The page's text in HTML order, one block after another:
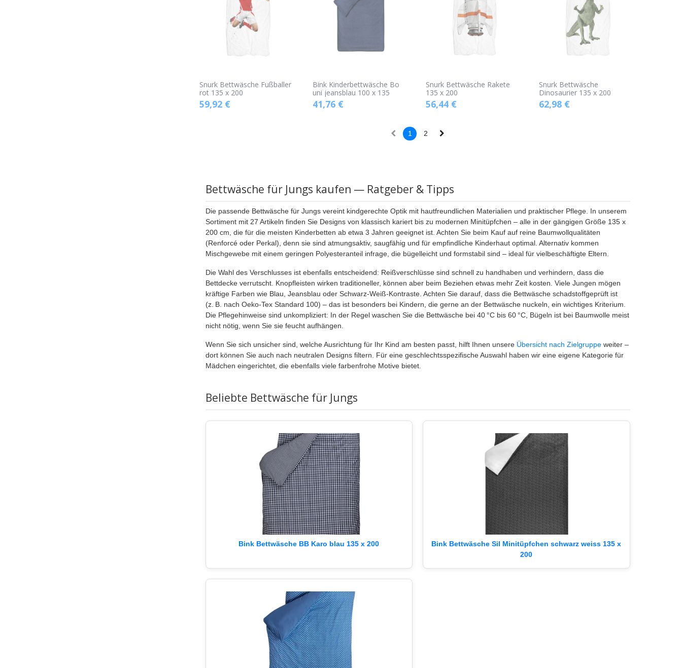
Snurk Bettwäsche Fußballer
rot 135 x 200
59,92€
Bink Kinderbettwäsche Bo
uni jeansblau 100 x 135
41,76€
Snurk Bettwäsche Rakete
135 x 200
56,44 €
Snurk Bettwäsche
Dinosaurier 135 x 200
62,98 €
1 2
Bettwäsche für Jungs kaufen — Ratgeber & Tipps
Die passende Bettwäsche für Jungs vereint kindgerechte Optik mit hautfreundlichen Materialien und praktischer Pflege. In unserem
Sortiment mit 27 Artikeln finden Sie Designs von klassisch kariert bis zu modernen Minitüpfchen – alle in der gängigen Größe 135 x
200 cm, die für die meisten Kinderbetten ab etwa 3 Jahren geeignet ist. Achten Sie beim Kauf auf reine Baumwollqualitäten
(Renforcé oder Perkal), denn sie sind atmungsaktiv, saugfähig und für empfindliche Kinderhaut optimal. Alternativ kommen
Mischgewebe mit einem geringen Polyesteranteil infrage, die bügelleicht und formstabil sind – ideal für vielbeschäftigte Eltern.
Die Wahl des Verschlusses ist ebenfalls entscheidend: Reißverschlüsse sind schnell zu handhaben und verhindern, dass die
Bettdecke verrutscht. Knopfleisten wirken traditioneller, können aber beim Beziehen etwas mehr Zeit kosten. Viele Jungen mögen
kräftige Farben wie Blau, Jeansblau oder Schwarz-Weiß-Kontraste. Achten Sie darauf, dass die Bettwäsche schadstoffgeprüft ist
(z. B. nach Oeko‑Tex Standard 100) – das ist besonders bei Kindern, die gerne an der Bettwäsche nuckeln, ein wichtiges Kriterium.
Die Pflegehinweise sind unkompliziert: In der Regel waschen Sie die Bettwäsche bei 40 °C bis 60 °C, Bügeln ist bei Baumwolle meist
nicht nötig, wenn Sie sie feucht aufhängen.
Wenn Sie sich unsicher sind, welche Ausrichtung für Ihr Kind am besten passt, hilft Ihnen unsere Übersicht nach Zielgruppeweiter –
dort können Sie auch nach neutralen Designs filtern. Für eine geschlechtsspezifische Auswahl haben wir eine eigene Kategorie für
Mädchen eingerichtet, die ebenfalls viele farbenfrohe Motive bietet.
Beliebte Bettwäsche für Jungs
Bink Bettwäsche BB Karo blau 135 x 200
Bink Bettwäsche Sil Minitüpfchen schwarz weiss 135 x
200